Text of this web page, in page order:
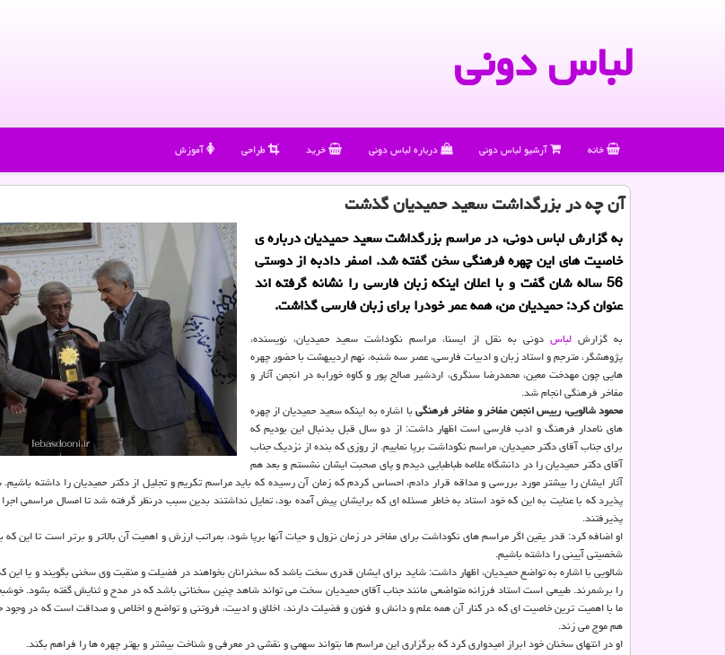
لباس دونی
خانه آرشیو لباس دونی درباره لباس دونی خرید طراحی آموزش
آن چه در بزرگداشت سعید حمیدیان گذشت
به گزارش لباس دونی، در مراسم بزرگداشت سعید حمیدیان درباره ی
خاصیت های این چهره فرهنگی سخن گفته شد. اصفر دادبه از دوستی
56 ساله شان گفت و با اعلان اینکه زبان فارسی را نشانه گرفته اند
عنوان کرد: حمیدیان من، همه عمر خودرا برای زبان فارسی گذاشت.
به گزارشلباس دونی به نقل از ایسنا، مراسم نکوداشت سعید حمیدیان، نویسنده،
پژوهشگر، مترجم و استاد زبان و ادبیات فارسی، عصر سه شنبه، نهم اردیبهشت با حضور چهره
هایی چون مهدخت معین، محمدرضا سنگری، اردشیر صالح پور و کاوه خورابه در انجمن آثار و
مفاخر فرهنگی انجام شد.
محمود شالویی، رییس انجمن مفاخر و مفاخر فرهنگیبا اشاره به اینکه سعید حمیدیان از چهره
های نامدار فرهنگ و ادب فارسی است اظهار داشت: از دو سال قبل بدنبال این بودیم که
برای جناب آقای دکتر حمیدیان، مراسم نکوداشت برپا نماییم. از روزی که بنده از نزدیک جناب
آقای دکتر حمیدیان را در دانشگاه علامه طباطبایی دیدم و پای صحبت ایشان نشستم و بعد هم
آثار ایشان را بیشتر مورد بررسی و مداقه قرار دادم، احساس کردم که زمان آن رسیده که باید مراسم تکریم و تجلیل از دکتر حمیدیان را داشته باشیم.
پذیرد که با عنایت به این که خود استاد به خاطر مسئله ای که برایشان پیش آمده بود، تمایل نداشتند بدین سبب درنظر گرفته شد تا امسال مراسمی
پذیرفتند.
او اضافه کرد: قدر یقین اگر مراسم های نکوداشت برای مفاخر در زمان نزول و حیات آنها برپا شود، بمراتب ارزش و اهمیت آن بالاتر و برتر است تا این
شخصیتی آیینی را داشته باشیم.
شالویی با اشاره به تواضع حمیدیان، اظهار داشت: شاید برای ایشان قدری سخت باشد که سخنرانان بخواهند در فضیلت و منقبت وی سخنی بگویند و یا این
را برشمرند. طبیعی است استاد فرزانه متواضعی مانند جناب آقای حمیدیان سخت می تواند شاهد چنین سخنانی باشد که در مدح و ثنایش گفته بشود.
ما با اهمیت ترین خاصیت ای که در کنار آن همه علم و دانش و فنون و فضیلت دارند، اخلاق و ادبیت، فروتنی و تواضع و اخلاص و صداقت است که در وجود
هم موج می زند.
او در انتهای سخنان خود ابراز امیدواری کرد که برگزاری این مراسم ها بتواند سهمی و نقشی در معرفی و شناخت بیشتر و بهتر چهره ها را فراهم بکند.